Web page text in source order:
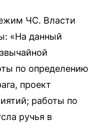
ЧС. Власти
«На данный
по определению
проект
работы по
ручья в